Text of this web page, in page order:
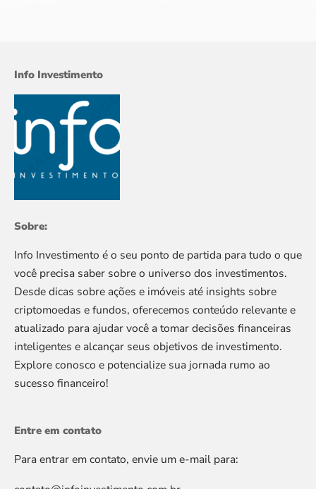
Info Investimento
Sobre:
Info Investimento é o seu ponto de partida para tudo o que
você precisa saber sobre o universo dos investimentos.
Desde dicas sobre ações e imóveis até insights sobre
criptomoedas e fundos, oferecemos conteúdo relevante e
atualizado para ajudar você a tomar decisões financeiras
inteligentes e alcançar seus objetivos de investimento.
Explore conosco e potencialize sua jornada rumo ao
sucesso financeiro!
Entre em contato
Para entrar em contato, envie um e-mail para: